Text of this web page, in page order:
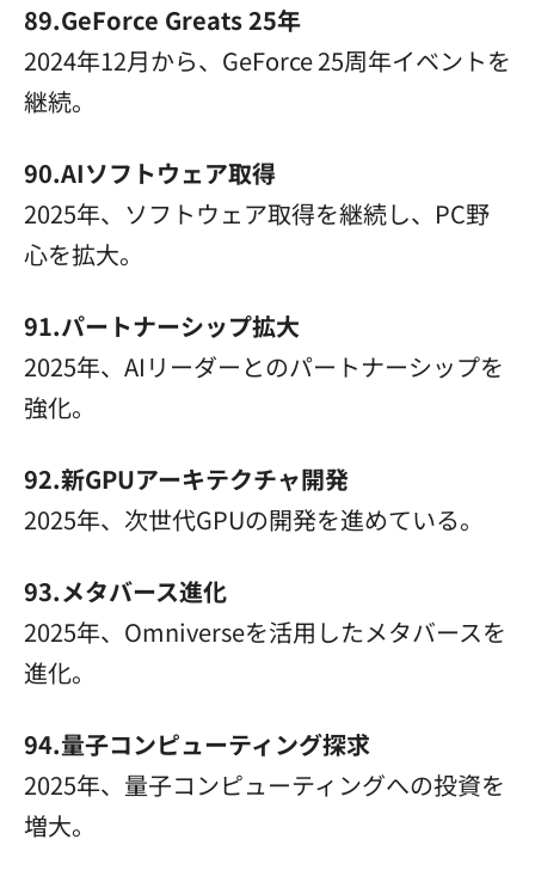
89.GeForce Greats 25年
2024年12月から、GeForce 25周年イベントを
継続。
90.AIソフトウェア取得
2025年、ソフトウェア取得を継続し、PC野
心を拡大。
91.パートナーシップ拡大
2025年、AIリーダーとのパートナーシップを
強化。
92.新GPUアーキテクチャ開発
2025年、次世代GPUの開発を進めている。
93.メタバース進化
2025年、Omniverseを活用したメタバースを
進化。
94.量子コンピューティング探求
2025年、量子コンピューティングへの投資を
増大。